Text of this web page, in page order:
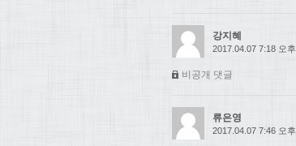
강지혜
2017.04.07 7:18 오후
비공개 댓글
류은영
2017.04.07 7:46 오후